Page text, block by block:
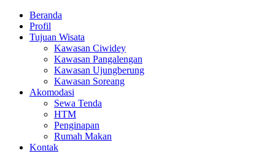
Beranda
Profil
Tujuan Wisata
Kawasan Ciwidey
Kawasan Pangalengan
Kawasan Ujungberung
Kawasan Soreang
Akomodasi
Sewa Tenda
HTM
Penginapan
Rumah Makan
Kontak